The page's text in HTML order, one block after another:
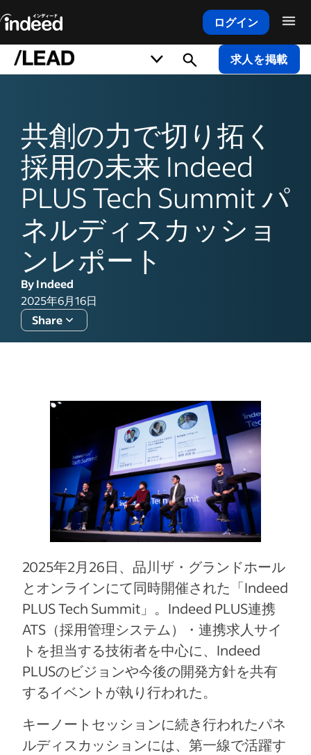
ログイン
メインコンテンツの開始 求人を掲載
共創の力で切り拓く
採用の未来 Indeed
PLUS Tech Summit パ
ネルディスカッショ
ンレポート
By Indeed
2025年6月16日
Share
2025年2月26日、品川ザ・グランドホール
とオンラインにて同時開催された「Indeed
PLUS Tech Summit」。Indeed PLUS連携
ATS（採用管理システム）・連携求人サイ
トを担当する技術者を中心に、Indeed
PLUSのビジョンや今後の開発方針を共有
するイベントが執り行われた。
キーノートセッションに続き行われたパネ
ルディスカッションには、第一線で活躍す